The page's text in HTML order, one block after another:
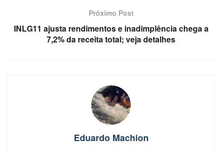
Próximo Post
INLG11 ajusta rendimentos e inadimplência chega a
7,2% da receita total; veja detalhes
Eduardo Machion